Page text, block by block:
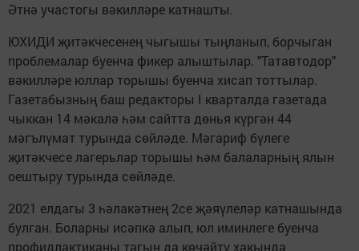
Әтнә участогы вәкилләре катнашты.
ЮХИДИ җитәкчесенең чыгышы тыңланып, борчыган
проблемалар буенча фикер алыштылар. "Татавтодор"
вәкилләре юллар торышы буенча хисап тоттылар.
Газетабызның баш редакторы I кварталда газетада
чыккан 14 мәкалә һәм сайтта дөнья күргән 44
мәгълүмат турында сөйләде. Мәгариф бүлеге
җитәкчесе лагерьлар торышы һәм балаларның ялын
оештыру турында сөйләде.
2021 елдагы 3 һәлакәтнең 2се җәяүлеләр катнашында
булган. Боларны исәпкә алып, юл иминлеге буенча
профидлактиканы тагын да көчәйтү хакында